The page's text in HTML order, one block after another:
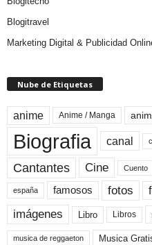
Blogitravel
Marketing Digital & Publicidad
Nube de Etiquetas
anime Anime / Manga
Biografia canal
Cantantes Cine Cuento
españa famosos fotos
imágenes Libro Libros
musica de reggaeton Musica